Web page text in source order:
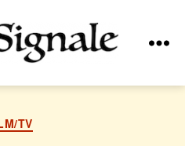
Kategorien
TV